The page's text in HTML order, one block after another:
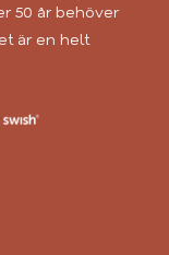
50 år behöver
är en helt